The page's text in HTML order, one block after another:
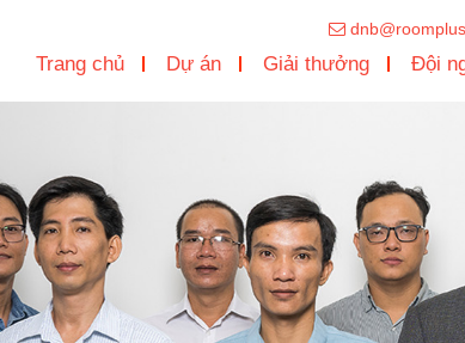
Trang chủ Dự án Giải thưởng Đội